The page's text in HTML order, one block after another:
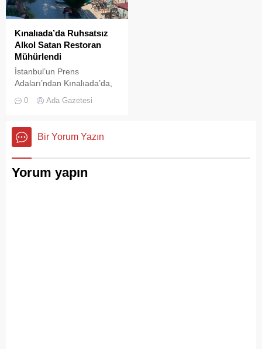
Kınalıada’da Ruhsatsız
Alkol Satan Restoran
Mühürlendi
İstanbul’un Prens
Adaları’ndan Kınalıada’da,
bünyesinde faaliyet
ruhsatsız alkol saatğı
gereşçesiyle Adalar
0 Ada Gazetesi
Bir Yorum Yazın
Yorum yapın